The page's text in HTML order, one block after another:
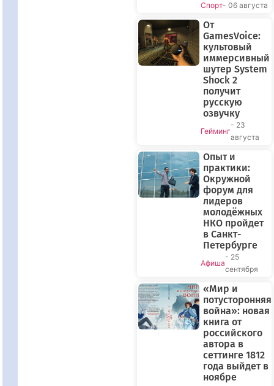
Спорт- 06 августа
От
GamesVoice:
культовый
иммерсивный
шутер System
Shock 2
получит
русскую
озвучку
Гейминг
- 23
августа
Опыт и
практики:
Окружной
форум для
лидеров
молодёжных
НКО пройдет
в Санкт-
Петербурге
Афиша
- 25
сентября
«Мир и
потусторонняя
война»: новая
книга от
российского
автора в
сеттинге 1812
года выйдет в
ноябре